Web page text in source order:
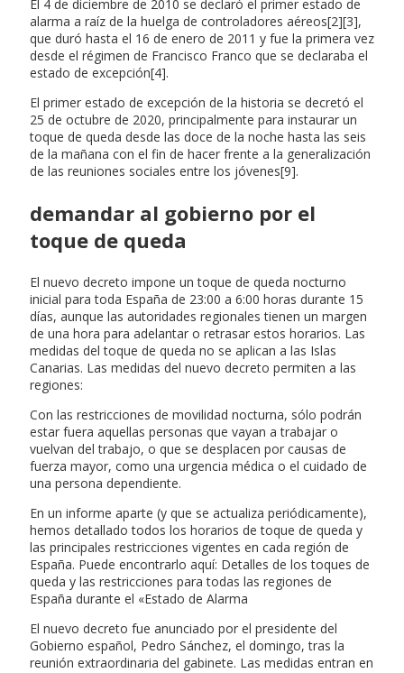
El 4 de diciembre de 2010 se declaró el primer estado de
alarma a raíz de la huelga de controladores aéreos[2][3],
que duró hasta el 16 de enero de 2011 y fue la primera vez
desde el régimen de Francisco Franco que se declaraba el
estado de excepción[4].
El primer estado de excepción de la historia se decretó el
25 de octubre de 2020, principalmente para instaurar un
toque de queda desde las doce de la noche hasta las seis
de la mañana con el fin de hacer frente a la generalización
de las reuniones sociales entre los jóvenes[9].
demandar al gobierno por el
toque de queda
El nuevo decreto impone un toque de queda nocturno
inicial para toda España de 23:00 a 6:00 horas durante 15
días, aunque las autoridades regionales tienen un margen
de una hora para adelantar o retrasar estos horarios. Las
medidas del toque de queda no se aplican a las Islas
Canarias. Las medidas del nuevo decreto permiten a las
regiones:
Con las restricciones de movilidad nocturna, sólo podrán
estar fuera aquellas personas que vayan a trabajar o
vuelvan del trabajo, o que se desplacen por causas de
fuerza mayor, como una urgencia médica o el cuidado de
una persona dependiente.
En un informe aparte (y que se actualiza periódicamente),
hemos detallado todos los horarios de toque de queda y
las principales restricciones vigentes en cada región de
España. Puede encontrarlo aquí: Detalles de los toques de
queda y las restricciones para todas las regiones de
España durante el «Estado de Alarma
El nuevo decreto fue anunciado por el presidente del
Gobierno español, Pedro Sánchez, el domingo, tras la
reunión extraordinaria del gabinete. Las medidas entran en